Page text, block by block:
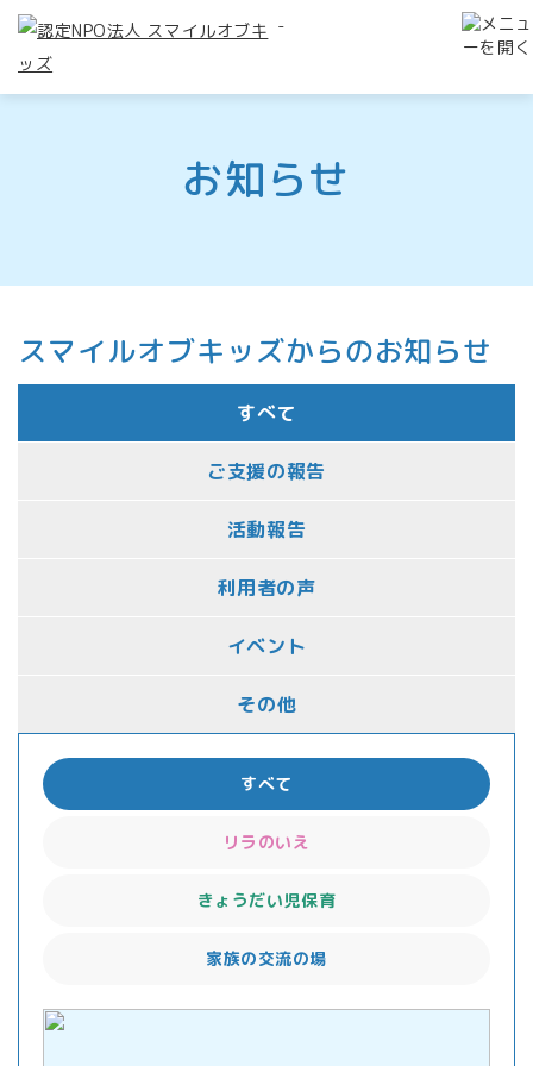
-
お知らせ
スマイルオブキッズからのお知らせ
すべて
ご支援の報告
活動報告
利用者の声
イベント
その他
すべて
リラのいえ
きょうだい児保育
家族の交流の場